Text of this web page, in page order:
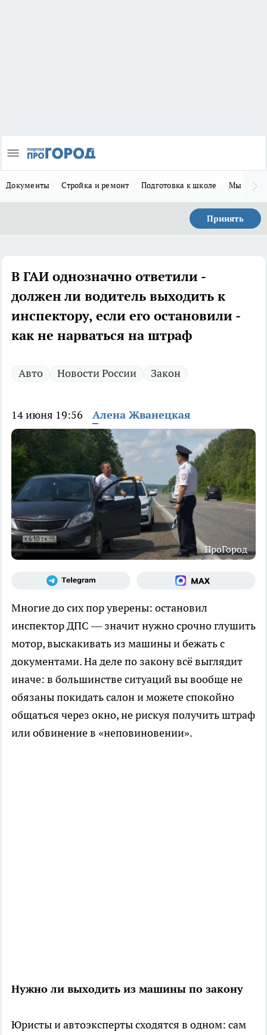
Документы Стройка и ремонт Подготовка к школе Мы в MAX
Принять
В ГАИ однозначно ответили -
должен ли водитель выходить к
инспектору, если его остановили -
как не нарваться на штраф
Авто Новости России Закон
14 июня 19:56 Алена Жванецкая
ПроГород
Многие до сих пор уверены: остановил
инспектор ДПС — значит нужно срочно глушить
мотор, выскакивать из машины и бежать с
документами. На деле по закону всё выглядит
иначе: в большинстве ситуаций вы вообще не
обязаны покидать салон и можете спокойно
общаться через окно, не рискуя получить штраф
или обвинение в «неповиновении».
Нужно ли выходить из машины по закону
Юристы и автоэксперты сходятся в одном: сам